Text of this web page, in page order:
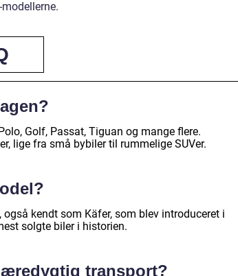
Golf, Passat, Tiguan og mange flere.
lige fra små bybiler til rummelige SUVer.
også kendt som Käfer, som blev introduceret i
solgte biler i historien.
transport?